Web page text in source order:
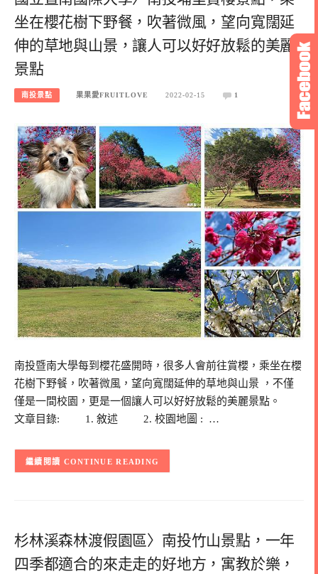
坐在櫻花樹下野餐，吹著微風，望向寬闊延
伸的草地與山景，讓人可以好好放鬆的美麗
景點
南投景點 果果愛FRUITLOVE 2022-02-15 1
南投暨南大學每到櫻花盛開時，很多人會前往賞櫻，乘坐在櫻
花樹下野餐，吹著微風，望向寬闊延伸的草地與山景 ，不僅
僅是一間校園，更是一個讓人可以好好放鬆的美麗景點。
文章目錄: 1. 敘述 2. 校園地圖 : …
CONTINUE READING
杉林溪森林渡假園區〉南投竹山景點，一年
四季都適合的來走走的好地方，寓教於樂，